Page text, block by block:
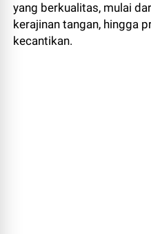
yang berkualitas, mulai
kerajinan tangan, hingga
kecantikan.